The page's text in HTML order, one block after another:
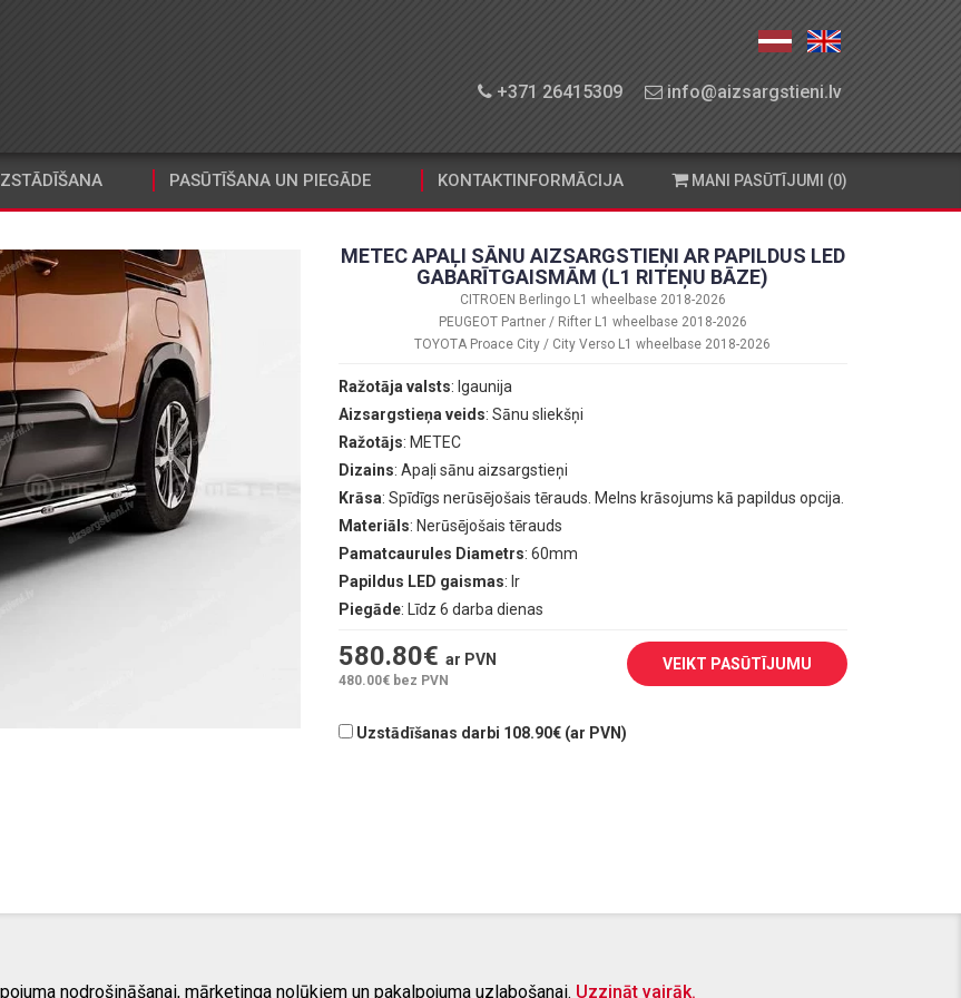
+371 26415309 info@aizsargstieni.lv
PASŪTĪŠANA UN PIEGĀDE KONTAKTINFORMĀCIJA MANI PASŪTĪJUMI (0)
METEC APAĻI SĀNU AIZSARGSTIEŅI AR PAPILDUS LED
GABARĪTGAISMĀM (L1 RITEŅU BĀZE)
CITROEN Berlingo L1 wheelbase 2018-2026
PEUGEOT Partner / Rifter L1 wheelbase 2018-2026
TOYOTA Proace City / City Verso L1 wheelbase 2018-2026
Ražotāja valsts: Igaunija
Aizsargstieņa veids: Sānu sliekšņi
Ražotājs: METEC
Dizains: Apaļi sānu aizsargstieņi
Krāsa: Spīdīgs nerūsējošais tērauds. Melns krāsojums kā papildus opcija.
Materiāls: Nerūsējošais tērauds
Pamatcaurules Diametrs: 60mm
Papildus LED gaismas: Ir
Piegāde: Līdz 6 darba dienas
580.80€ ar PVN
480.00€ bez PVN
VEIKT PASŪTĪJUMU
Uzstādīšanas darbi 108.90€ (ar PVN)
nodrošināšanai, mārketinga nolūkiem un pakalpojuma uzlabošanai. Uzzināt vairāk.